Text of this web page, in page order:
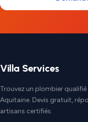
Villa Services
Trouvez un plombier qualifié
Aquitaine. Devis gratuit,
artisans certifiés.